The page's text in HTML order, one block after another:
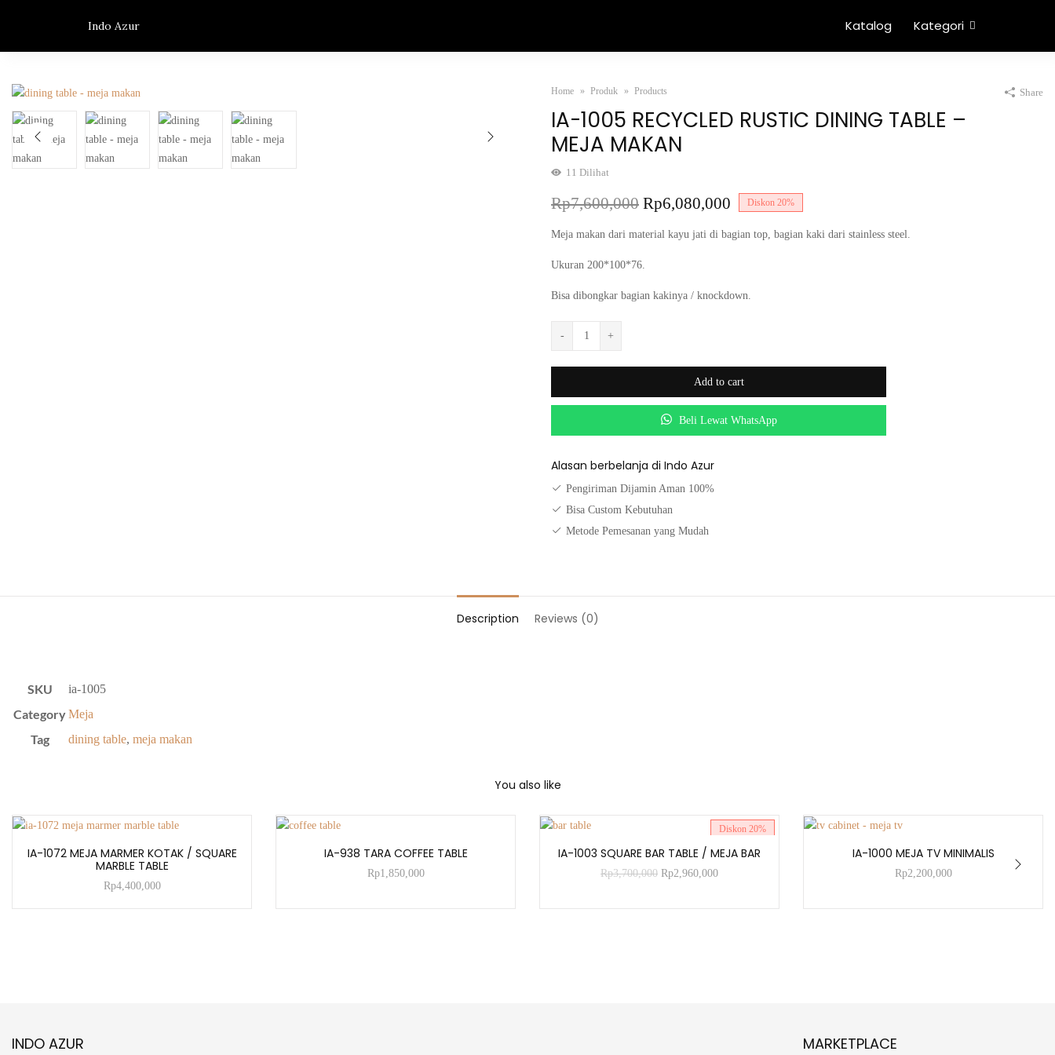
Indo Azur Katalog Kategori
Home Produk Products
IA-1005 RECYCLED RUSTIC DINING TABLE –
MEJA MAKAN
11 Dilihat
Rp7,600,000 Rp6,080,000 Diskon 20%
Meja makan dari material kayu jati di bagian top, bagian kaki dari stainless steel.
Ukuran 200*100*76.
Bisa dibongkar bagian kakinya / knockdown.
- +
Add to cart
Beli Lewat WhatsApp
Alasan berbelanja di Indo Azur
Pengiriman Dijamin Aman 100%
Bisa Custom Kebutuhan
Metode Pemesanan yang Mudah
Share
Description Reviews (0)
SKU ia-1005
CategoryMeja
Tag dining table, meja makan
You also like
IA-1072 MEJA MARMER KOTAK / SQUARE
MARBLE TABLE
Rp4,400,000
IA-938 TARA COFFEE TABLE
Rp1,850,000
Diskon 20%
IA-1003 SQUARE BAR TABLE / MEJA BAR
Rp3,700,000 Rp2,960,000
IA-1000 MEJA TV MINIMALIS
Rp2,200,000
INDO AZUR MARKETPLACE